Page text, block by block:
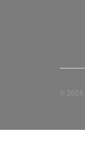
© 2024